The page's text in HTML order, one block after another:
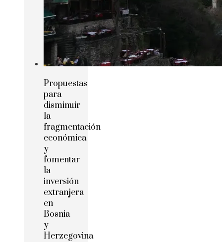
Propuestas
para
disminuir
la
fragmentación
económica
y
fomentar
la
inversión
extranjera
en
Bosnia
y
Herzegovina